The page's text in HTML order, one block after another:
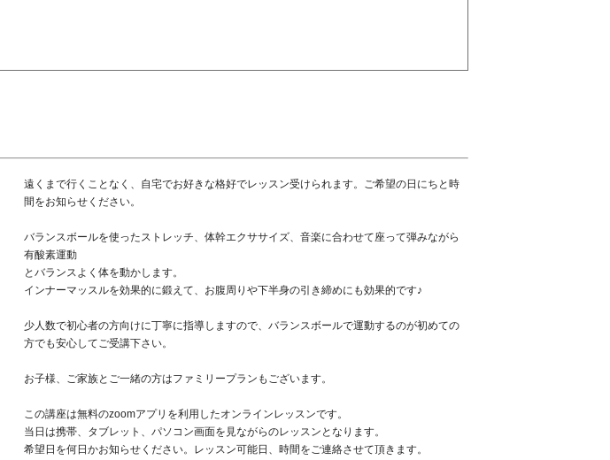
遠くまで行くことなく、自宅でお好きな格好でレッスン受けられます。ご希望の日にちと時
間をお知らせください。
バランスボールを使ったストレッチ、体幹エクササイズ、音楽に合わせて座って弾みながら
有酸素運動
とバランスよく体を動かします。
インナーマッスルを効果的に鍛えて、お腹周りや下半身の引き締めにも効果的です♪
少人数で初心者の方向けに丁寧に指導しますので、バランスボールで運動するのが初めての
方でも安心してご受講下さい。
お子様、ご家族とご一緒の方はファミリープランもございます。
この講座は無料のzoomアプリを利用したオンラインレッスンです。
当日は携帯、タブレット、パソコン画面を見ながらのレッスンとなります。
希望日を何日かお知らせください。レッスン可能日、時間をご連絡させて頂きます。